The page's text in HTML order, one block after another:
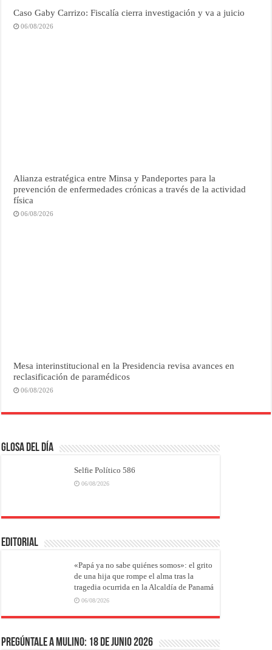
Caso Gaby Carrizo: Fiscalía cierra investigación y va a juicio
06/08/2026
Alianza estratégica entre Minsa y Pandeportes para la
prevención de enfermedades crónicas a través de la actividad
física
06/08/2026
Mesa interinstitucional en la Presidencia revisa avances en
reclasificación de paramédicos
06/08/2026
Glosa del Día
Selfie Político 586
06/08/2026
EDITORIAL
«Papá ya no sabe quiénes somos»: el grito
de una hija que rompe el alma tras la
tragedia ocurrida en la Alcaldía de Panamá
06/08/2026
Pregúntale a Mulino: 18 de junio 2026